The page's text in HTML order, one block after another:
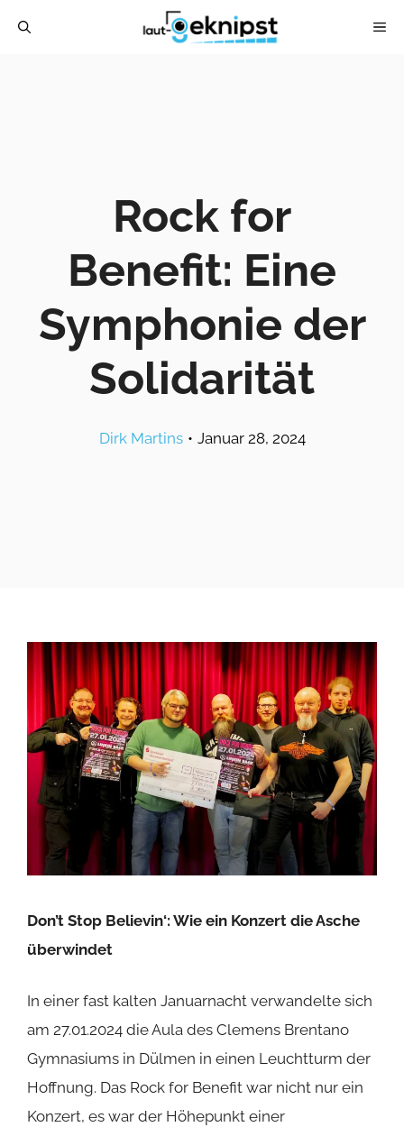
Rock for
Benefit: Eine
Symphonie der
Solidarität
Dirk Martins • Januar 28, 2024
Don’t Stop Believin‘: Wie ein Konzert die Asche
überwindet
In einer fast kalten Januarnacht verwandelte sich
am 27.01.2024 die Aula des Clemens Brentano
Gymnasiums in Dülmen in einen Leuchtturm der
Hoffnung. Das Rock for Benefit war nicht nur ein
Konzert, es war der Höhepunkt einer